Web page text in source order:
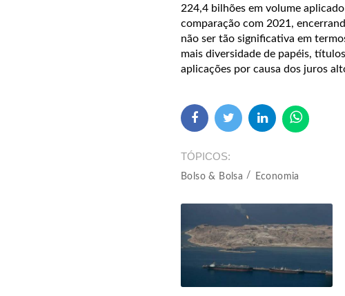
224,4 bilhões em volume
comparação com 2021,
não ser tão significativa em
mais diversidade de papéis,
aplicações por causa dos juros
TÓPICOS
Bolso & Bolsa Economia